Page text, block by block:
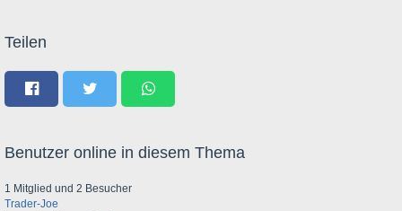
Teilen
Benutzer online in diesem Thema
1 Mitglied und 2 Besucher
Trader-Joe